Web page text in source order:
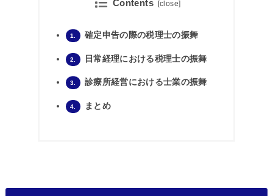
Contents [close]
1. 確定申告の際の税理士の振舞
2. 日常経理における税理士の振舞
3. 診療所経営における士業の振舞
4. まとめ